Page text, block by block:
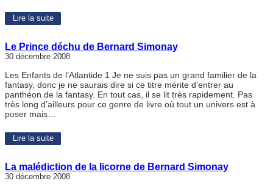
Lire la suite
Le Prince déchu de Bernard Simonay
30 décembre 2008
Les Enfants de l’Atlantide 1 Je ne suis pas un grand familier de la
fantasy, donc je ne saurais dire si ce titre mérite d’entrer au
panthéon de la fantasy. En tout cas, il se lit très rapidement. Pas
très long d’ailleurs pour ce genre de livre où tout un univers est à
poser mais…
Lire la suite
La malédiction de la licorne de Bernard Simonay
30 décembre 2008